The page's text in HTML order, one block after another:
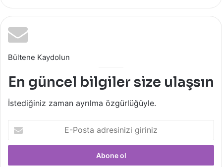
Bültene Kaydolun
En güncel bilgiler size ulaşsın
İstediğiniz zaman ayrılma özgürlüğüyle.
Posta
adresinizi